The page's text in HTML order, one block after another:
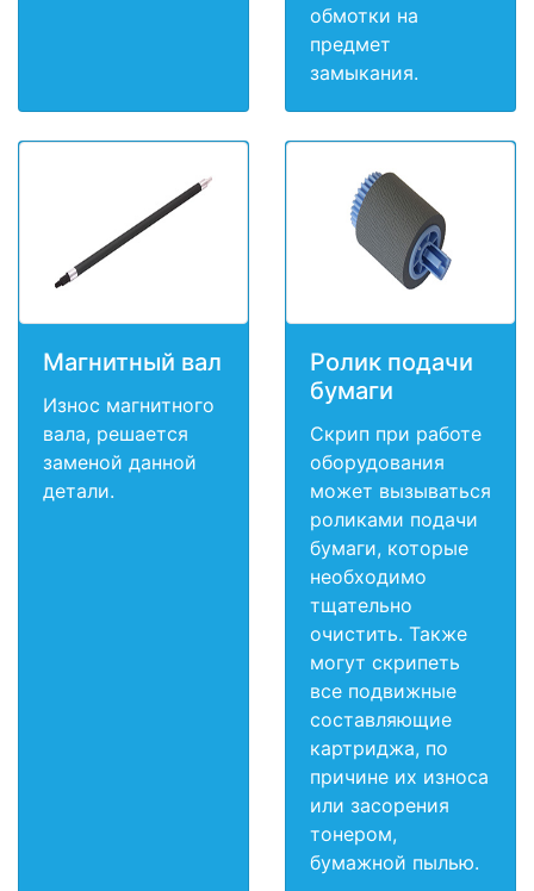
обмотки на
предмет
замыкания.
Магнитный вал
Износ магнитного
вала, решается
заменой данной
детали.
Ролик подачи
бумаги
Скрип при работе
оборудования
может вызываться
роликами подачи
бумаги, которые
необходимо
тщательно
очистить. Также
могут скрипеть
все подвижные
составляющие
картриджа, по
причине их износа
или засорения
тонером,
бумажной пылью.